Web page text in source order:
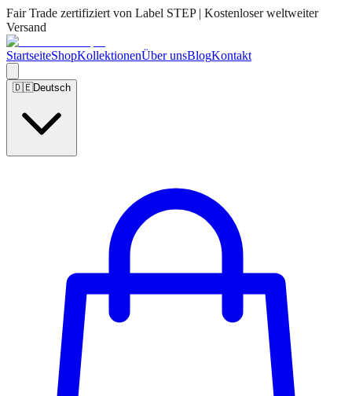
Fair Trade zertifiziert von Label STEP | Kostenloser weltweiter
Versand
StartseiteShopKollektionenÜber unsBlogKontakt
🇩🇪Deutsch